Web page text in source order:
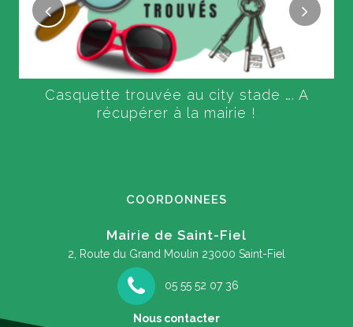
Casquette trouvée au city stade …. A
récupérer à la mairie !
COORDONNEES
Mairie de Saint-Fiel
2, Route du Grand Moulin 23000 Saint-Fiel
05 55 52 07 36
Nous contacter